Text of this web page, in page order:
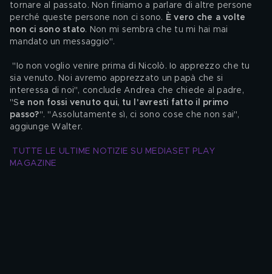
tornare al passato. Non finiamo a parlare di altre persone
perché queste persone non ci sono. È vero che a volte
non ci sono stato. Non mi sembra che tu mi hai mai
mandato un messaggio".
sia venuto. Noi avremo apprezzato un papà che si
interessa di noi", conclude Andrea che chiede al padre,
"S e non fossi venuto qui, tu l'avresti fatto il primo
passo?". "Assolutamente sì, ci sono cose che non sai",
aggiunge Walter.
TUTTE LE ULTIME NOTIZIE SU MEDIASET PLAY
MAGAZINE